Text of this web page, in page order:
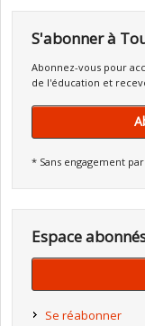
S'abonner à
Abonnez-vous pour
de l'éducation et
* Sans engagement
Espace
Se réabonner